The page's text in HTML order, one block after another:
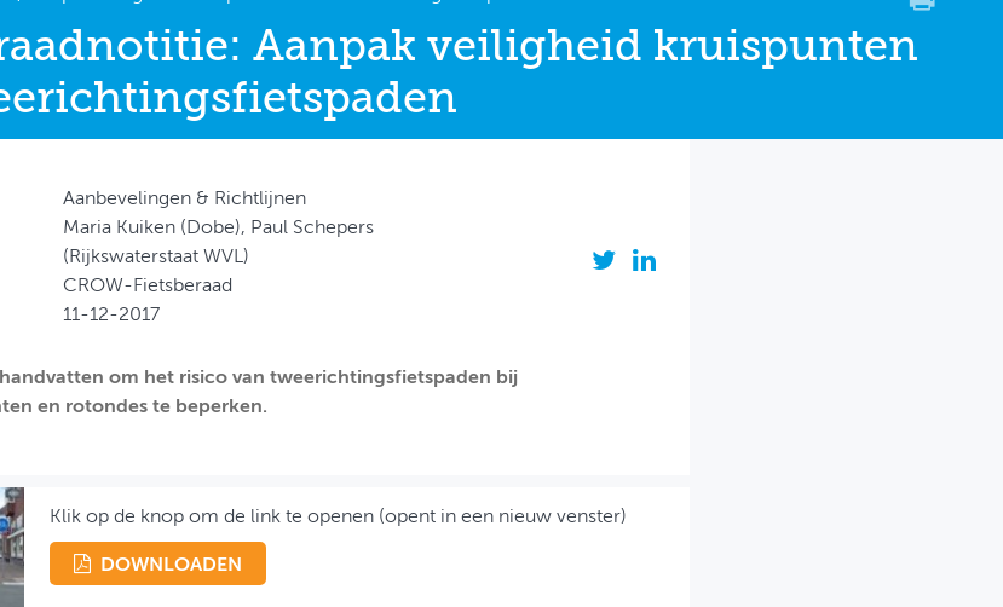
Aanpak veiligheid kruispunten
Aanbevelingen & Richtlijnen
Maria Kuiken (Dobe), Paul Schepers
(Rijkswaterstaat WVL)
CROW-Fietsberaad
11-12-2017
om het risico van tweerichtingsfietspaden bij
en rotondes te beperken.
Klik op de knop om de link te openen (opent in een nieuw venster)
DOWNLOADEN